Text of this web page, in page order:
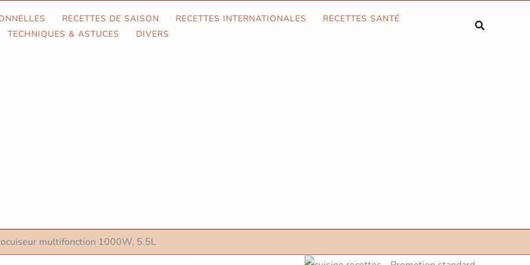
RECETTES DE SAISON RECETTES INTERNATIONALES
RECETTES SANTÉ
TECHNIQUES & ASTUCES DIVERS
Rechercher
multifonction 1000W, 5.5L